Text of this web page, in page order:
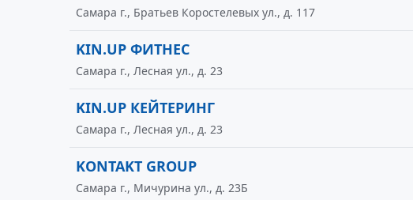
Самара г., Братьев Коростелевых ул., д. 117
KIN.UP ФИТНЕС
Самара г., Лесная ул., д. 23
KIN.UP КЕЙТЕРИНГ
Самара г., Лесная ул., д. 23
KONTAKT GROUP
Самара г., Мичурина ул., д. 23Б